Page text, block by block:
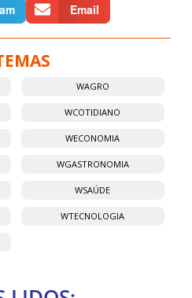
Email
WAGRO
WCOTIDIANO
WECONOMIA
WGASTRONOMIA
WSAÚDE
WTECNOLOGIA